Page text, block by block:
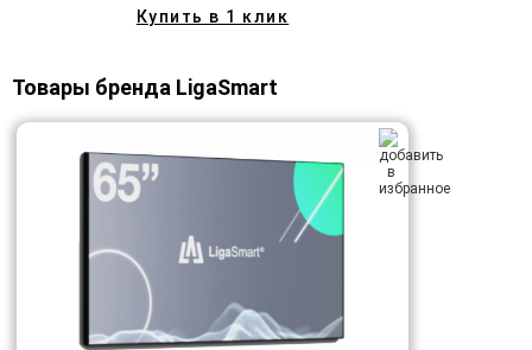
Купить в 1 клик
Товары бренда LigaSmart